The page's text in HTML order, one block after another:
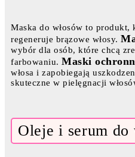
Maska do włosów to produkt,
regeneruje brązowe włosy.
wybór dla osób, które chcą
farbowaniu. Maski
włosa i zapobiegają
skuteczne w pielęgnacji
Oleje i serum do